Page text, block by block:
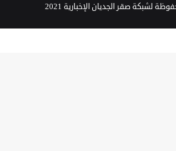
لشبكة صقر الجديان الإخبارية 2021